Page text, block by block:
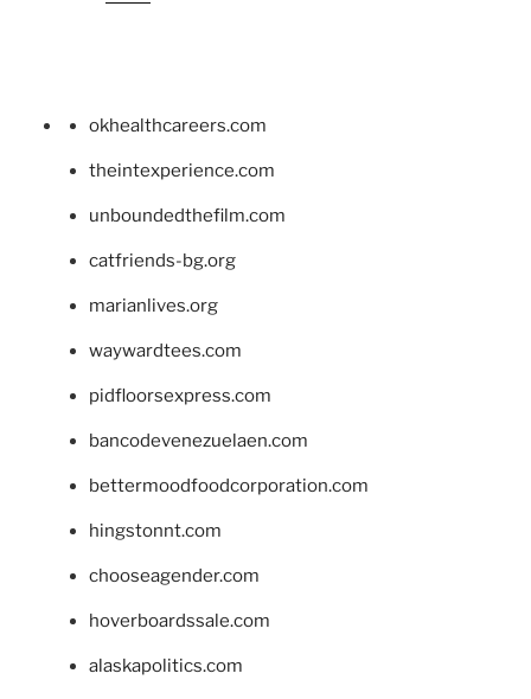
okhealthcareers.com
theintexperience.com
unboundedthefilm.com
catfriends-bg.org
marianlives.org
waywardtees.com
pidfloorsexpress.com
bancodevenezuelaen.com
bettermoodfoodcorporation.com
hingstonnt.com
chooseagender.com
hoverboardssale.com
alaskapolitics.com